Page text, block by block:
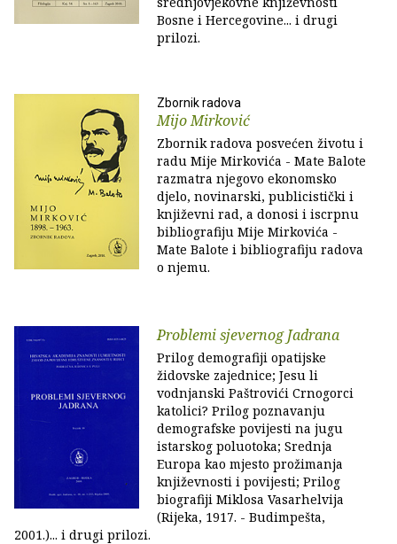
Bosne i Hercegovine... i drugi
prilozi.
Zbornik radova
Mijo Mirković
Zbornik radova posvećen životu i
radu Mije Mirkovića - Mate Balote
razmatra njegovo ekonomsko
djelo, novinarski, publicistički i
književni rad, a donosi i iscrpnu
bibliografiju Mije Mirkovića -
Mate Balote i bibliografiju radova
o njemu.
Problemi sjevernog Jadrana
Prilog demografiji opatijske
židovske zajednice; Jesu li
vodnjanski Paštrovići Crnogorci
katolici? Prilog poznavanju
demografske povijesti na jugu
istarskog poluotoka; Srednja
Europa kao mjesto prožimanja
književnosti i povijesti; Prilog
biografiji Miklosa Vasarhelvija
(Rijeka, 1917. - Budimpešta,
2001.)... i drugi prilozi.